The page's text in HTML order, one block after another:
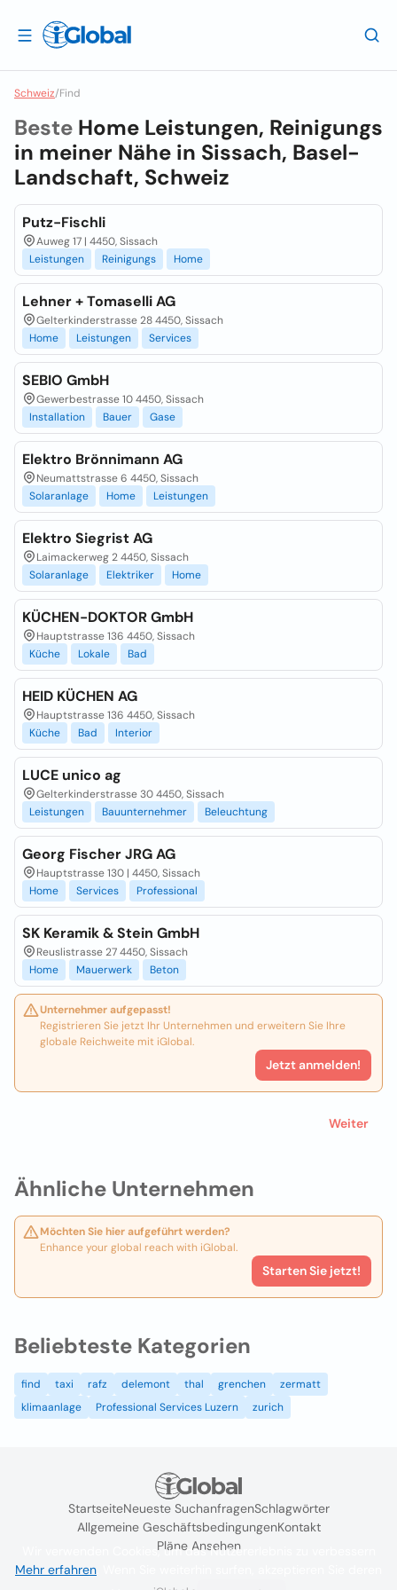
Schweiz/Find
Ähnliche Unternehmen
Möchten Sie hier aufgeführt werden?
Enhance your global reach with iGlobal.
Starten Sie jetzt!
Beste Home Leistungen, Reinigungs
in meiner Nähe in Sissach, Basel-
Landschaft, Schweiz
Putz-Fischli
Auweg 17 | 4450, Sissach
Leistungen
Reinigungs Home
Lehner + Tomaselli AG
Gelterkinderstrasse 28 4450, Sissach
Home
Leistungen Services
SEBIO GmbH
Gewerbestrasse 10 4450, Sissach
Installation
Bauer Gase
Elektro Brönnimann AG
Neumattstrasse 6 4450, Sissach
Solaranlage
Home Leistungen
Elektro Siegrist AG
Laimackerweg 2 4450, Sissach
Solaranlage
Elektriker Home
KÜCHEN-DOKTOR GmbH
Hauptstrasse 136 4450, Sissach
Küche
Lokale Bad
HEID KÜCHEN AG
Hauptstrasse 136 4450, Sissach
Küche
Bad Interior
LUCE unico ag
Gelterkinderstrasse 30 4450, Sissach
Leistungen
Bauunternehmer Beleuchtung
Georg Fischer JRG AG
Hauptstrasse 130 | 4450, Sissach
Home
Services Professional
SK Keramik & Stein GmbH
Reuslistrasse 27 4450, Sissach
Home
Mauerwerk Beton
Unternehmer aufgepasst!
Registrieren Sie jetzt Ihr Unternehmen und erweitern Sie Ihre
globale Reichweite mit iGlobal.
Jetzt anmelden!
Weiter
Beliebteste Kategorien
find taxi rafz delemont thal grenchen
zermatt
klimaanlage
Professional Services Luzern zurich
StartseiteNeueste SuchanfragenSchlagwörter
Allgemeine GeschäftsbedingungenKontakt
Pläne Ansehen
Wir verwenden Cookies, um das Nutzererlebnis zu verbessern
Mehr erfahren